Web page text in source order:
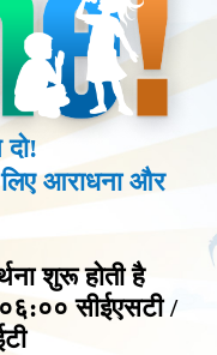
आराधना और
शुरू होती है
सीईएसटी /